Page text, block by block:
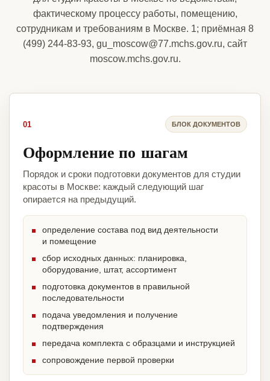
фактическому процессу работы, помещению,
сотрудникам и требованиям в Москве. 1; приёмная 8
(499) 244-83-93, gu_moscow@77.mchs.gov.ru, сайт
moscow.mchs.gov.ru.
01 БЛОК ДОКУМЕНТОВ
Оформление по шагам
Порядок и сроки подготовки документов для студии
красоты в Москве: каждый следующий шаг
опирается на предыдущий.
определение состава под вид деятельности
и помещение
сбор исходных данных: планировка,
оборудование, штат, ассортимент
подготовка документов в правильной
последовательности
подача уведомления и получение
подтверждения
передача комплекта с образцами и инструкцией
сопровождение первой проверки